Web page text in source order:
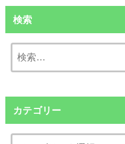
検索
カテゴリー